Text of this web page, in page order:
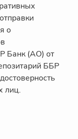
о
Банк (АО) от
ББР
лиц.